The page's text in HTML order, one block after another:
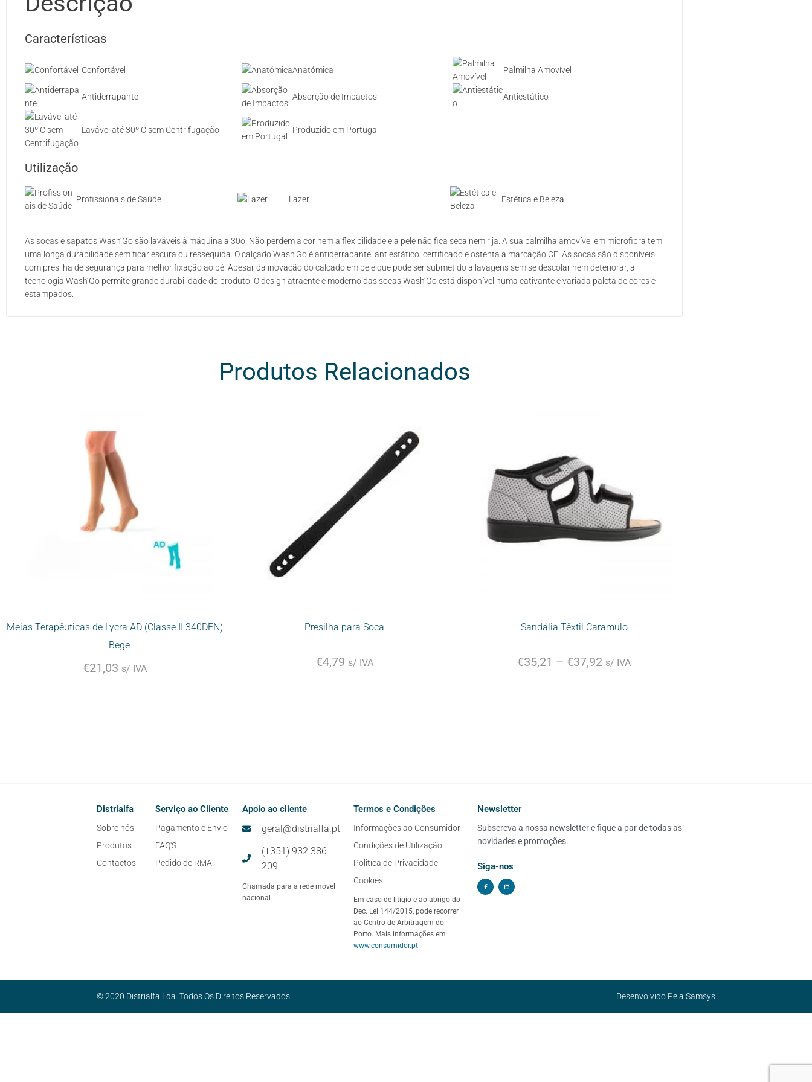
Características
Confortável Anatómica Palmilha Amovível
Antiderrapante Absorção de Impactos Antiestático
Lavável até 30º C sem Centrifugação Produzido em Portugal
Utilização
Profissionais de Saúde Lazer Estética e Beleza
As socas e sapatos Wash’Go são laváveis à máquina a 30o. Não perdem a cor nem a flexibilidade e a pele não fica seca nem rija. A sua palmilha amovível em microfibra tem
uma longa durabilidade sem ficar escura ou ressequida. O calçado Wash’Go é antiderrapante, antiestático, certificado e ostenta a marcação CE. As socas são disponíveis
com presilha de segurança para melhor fixação ao pé. Apesar da inovação do calçado em pele que pode ser submetido a lavagens sem se descolar nem deteriorar, a
tecnologia Wash’Go permite grande durabilidade do produto. O design atraente e moderno das socas Wash’Go está disponível numa cativante e variada paleta de cores e
estampados.
Produtos Relacionados
Meias Terapêuticas de Lycra AD (Classe II 340DEN)
– Bege
€21,03 s/ IVA
Presilha para Soca
€4,79 s/ IVA
Sandália Têxtil Caramulo
€35,21 – €37,92 s/ IVA
Distrialfa
Sobre nós
Produtos
Contactos
Serviço ao Cliente
Pagamento e Envio
FAQ'S
Pedido de RMA
Apoio ao cliente
geral@distrialfa.pt
(+351) 932 386
209
Chamada para a rede móvel
nacional
Termos e Condições
Informações ao Consumidor
Condições de Utilização
Politíca de Privacidade
Cookies
Em caso de litigio e ao abrigo do
Dec. Lei 144/2015, pode recorrer
ao Centro de Arbitragem do
Porto. Mais informações em
www.consumidor.pt
Newsletter
Subscreva a nossa newsletter e fique a par de todas as
novidades e promoções.
Siga-nos
© 2020 Distrialfa Lda. Todos Os Direitos Reservados. Desenvolvido Pela Samsys